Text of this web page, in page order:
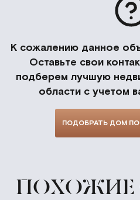
К сожалению данное
Оставьте свои
подберем лучшую
области с учетом
ПОДОБРАТЬ ДОМ
ПОХОЖИЕ